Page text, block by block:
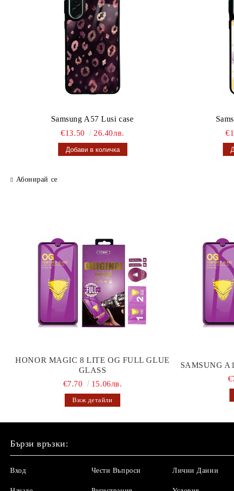
Samsung A57 Lusi case
€13.50
26.40лв.
Абонирай се
HONOR MAGIC 8 LITE OG FULL GLUE
GLASS
€7.70
15.06лв.
Виж детайли
SAMSUNG
Бързи връзки:
Вход Чести Въпроси Лични Данни